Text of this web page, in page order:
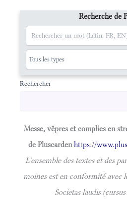
Recherche de
Rechercher
Messe, vêpres et complies en
de Pluscardenhttps://
L'ensemble des textes et des
moines est en conformité avec
Societas laudis